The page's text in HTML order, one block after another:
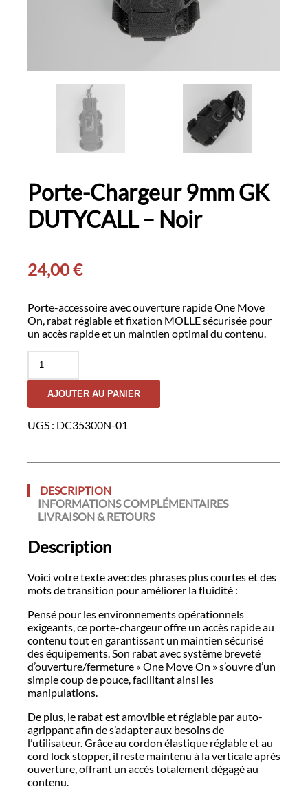
Porte-Chargeur 9mm GK
DUTYCALL – Noir
24,00€
Porte-accessoire avec ouverture rapide One Move
On, rabat réglable et fixation MOLLE sécurisée pour
un accès rapide et un maintien optimal du contenu.
quantité
Porte-
Chargeur
9mm
GK
Noir
AJOUTER AU PANIER
UGS : DC35300N-01
DESCRIPTION
INFORMATIONS COMPLÉMENTAIRES
LIVRAISON & RETOURS
Description
Voici votre texte avec des phrases plus courtes et des
mots de transition pour améliorer la fluidité :
Pensé pour les environnements opérationnels
exigeants, ce porte-chargeur offre un accès rapide au
contenu tout en garantissant un maintien sécurisé
des équipements. Son rabat avec système breveté
d’ouverture/fermeture « One Move On » s’ouvre d’un
simple coup de pouce, facilitant ainsi les
manipulations.
De plus, le rabat est amovible et réglable par auto-
agrippant afin de s’adapter aux besoins de
l’utilisateur. Grâce au cordon élastique réglable et au
cord lock stopper, il reste maintenu à la verticale après
ouverture, offrant un accès totalement dégagé au
contenu.